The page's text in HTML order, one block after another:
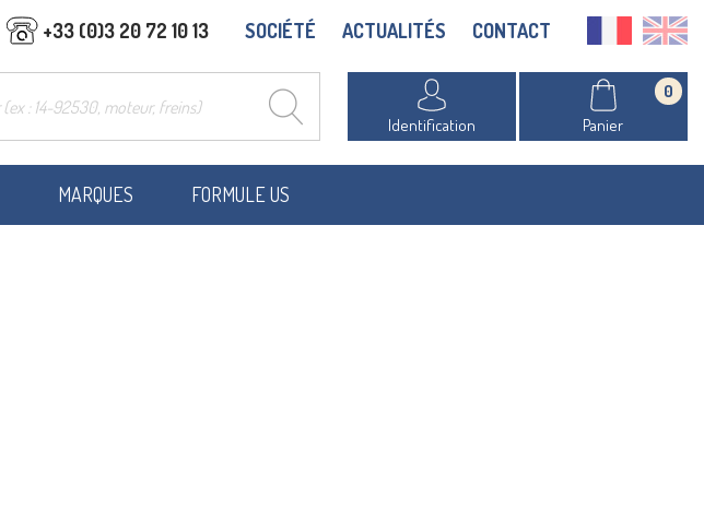
+33 (0)3 20 72 10 13 SOCIÉTÉ ACTUALITÉS CONTACT
Identification Panier
0
MARQUES FORMULE US